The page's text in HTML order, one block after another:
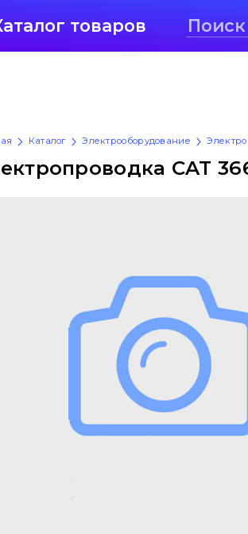
товаров
Каталог Электрооборудование
CAT